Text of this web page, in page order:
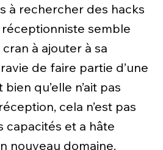
à rechercher des hacks
réceptionniste semble
à ajouter à sa
de faire partie d’une
qu’elle n’ait pas
cela n’est pas
capacités et a hâte
nouveau domaine.